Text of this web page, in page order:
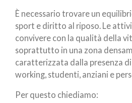
È necessario trovare un
sport e diritto al riposo. Le
convivere con la qualità della
soprattutto in una zona
caratterizzata dalla presenza
working, studenti, anziani e
Per questo chiediamo: